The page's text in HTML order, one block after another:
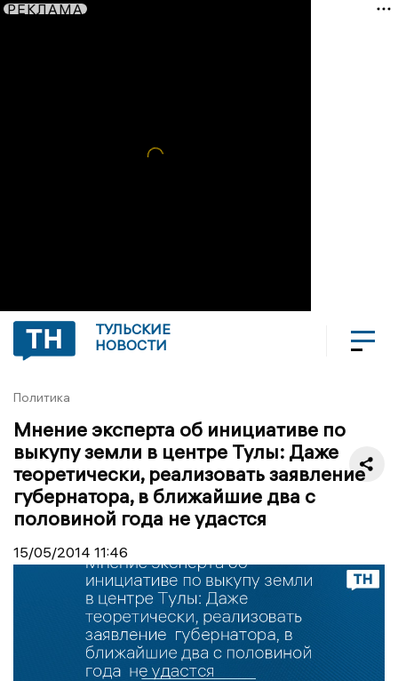
РЕКЛАМА
ТУЛЬСКИЕ
НОВОСТИ
Политика
Мнение эксперта об инициативе по
выкупу земли в центре Тулы: Даже
теоретически, реализовать заявление
губернатора, в ближайшие два с
половиной года не удастся
15/05/2014 11:46